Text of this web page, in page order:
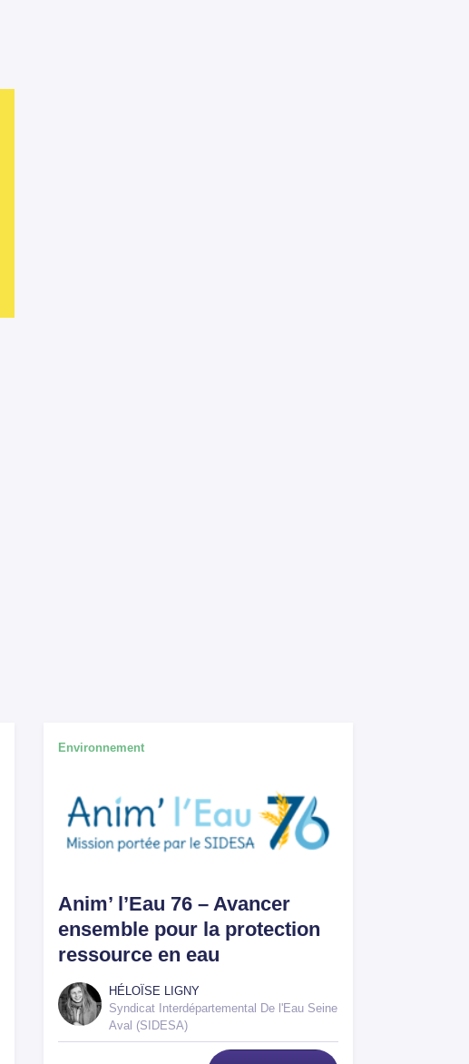
Environnement
Anim’ l’Eau 76 – Avancer
ensemble pour la protection
ressource en eau
HÉLOÏSE LIGNY
Syndicat Interdépartemental De l'Eau Seine
Aval (SIDESA)